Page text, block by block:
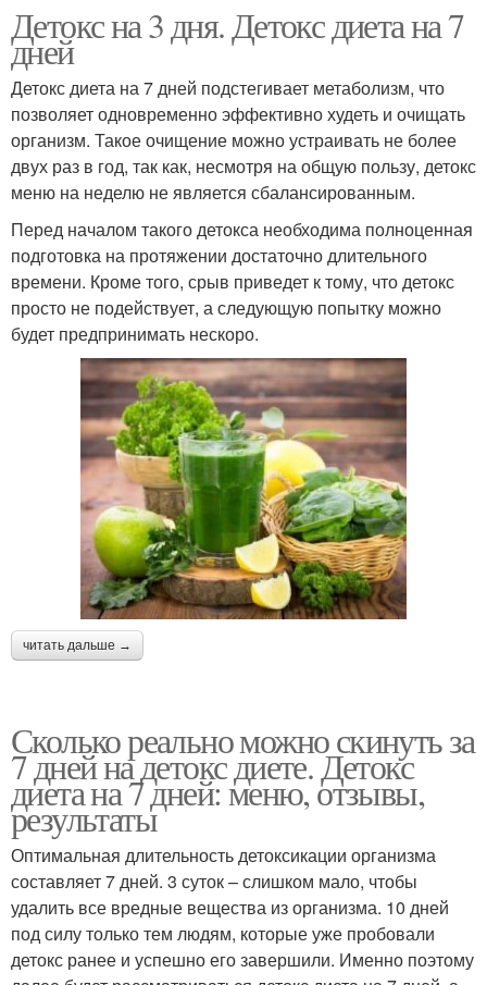
Детокс на 3 дня. Детокс диета на 7
дней
Детокс диета на 7 дней подстегивает метаболизм, что
позволяет одновременно эффективно худеть и очищать
организм. Такое очищение можно устраивать не более
двух раз в год, так как, несмотря на общую пользу, детокс
меню на неделю не является сбалансированным.
Перед началом такого детокса необходима полноценная
подготовка на протяжении достаточно длительного
времени. Кроме того, срыв приведет к тому, что детокс
просто не подействует, а следующую попытку можно
будет предпринимать нескоро.
читать дальше →
Сколько реально можно скинуть за
7 дней на детокс диете. Детокс
диета на 7 дней: меню, отзывы,
результаты
Оптимальная длительность детоксикации организма
составляет 7 дней. 3 суток – слишком мало, чтобы
удалить все вредные вещества из организма. 10 дней
под силу только тем людям, которые уже пробовали
детокс ранее и успешно его завершили. Именно поэтому